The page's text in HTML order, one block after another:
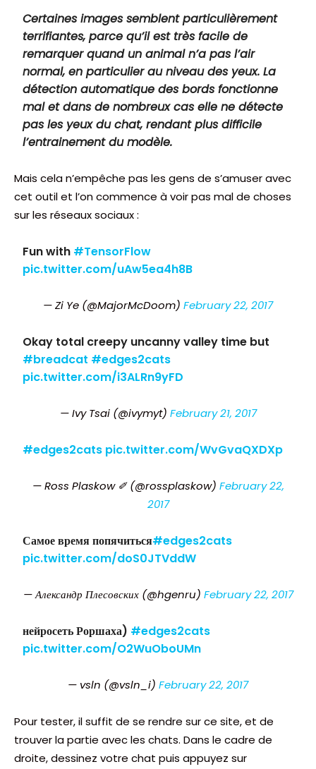
Certaines images semblent particulièrement
terrifiantes, parce qu’il est très facile de
remarquer quand un animal n’a pas l’air
normal, en particulier au niveau des yeux. La
détection automatique des bords fonctionne
mal et dans de nombreux cas elle ne détecte
pas les yeux du chat, rendant plus difficile
l’entrainement du modèle.
Mais cela n’empêche pas les gens de s’amuser avec
cet outil et l’on commence à voir pas mal de choses
sur les réseaux sociaux :
Fun with #TensorFlow
pic.twitter.com/uAw5ea4h8B
— Zi Ye (@MajorMcDoom) February 22, 2017
Okay total creepy uncanny valley time but
#breadcat #edges2cats
pic.twitter.com/i3ALRn9yFD
— Ivy Tsai (@ivymyt) February 21, 2017
#edges2cats pic.twitter.com/WvGvaQXDXp
— Ross Plaskow ✐ (@rossplaskow) February 22,
2017
Самое время попячиться#edges2cats
pic.twitter.com/doS0JTVddW
— Александр Плесовских (@hgenru) February 22, 2017
нейросеть Роршаха) #edges2cats
pic.twitter.com/O2WuOboUMn
— vsln (@vsln_i) February 22, 2017
Pour tester, il suffit de se rendre sur ce site, et de
trouver la partie avec les chats. Dans le cadre de
droite, dessinez votre chat puis appuyez sur